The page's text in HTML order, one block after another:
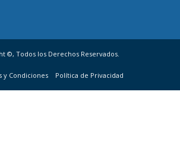
©, Todos los Derechos Reservados.
y Condiciones Política de Privacidad